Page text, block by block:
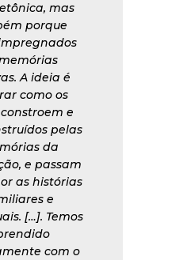
mas
porque
A ideia é
como os
e
pelas
da
e passam
as histórias
e
[…]. Temos
com o